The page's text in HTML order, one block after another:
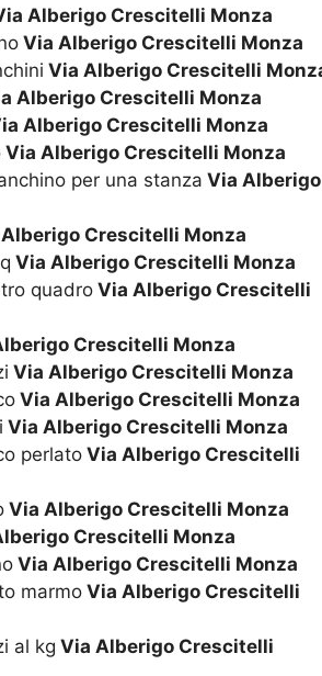
Alberigo Crescitelli Monza
Via Alberigo Crescitelli Monza
Via Alberigo Crescitelli
Alberigo Crescitelli Monza
Alberigo Crescitelli Monza
Via Alberigo Crescitelli Monza
per una stanza Via Alberigo
Crescitelli Monza
Via Alberigo Crescitelli Monza
quadro Via Alberigo Crescitelli
Crescitelli Monza
Via Alberigo Crescitelli Monza
Via Alberigo Crescitelli Monza
Via Alberigo Crescitelli Monza
perlatoVia Alberigo Crescitelli
Via Alberigo Crescitelli Monza
Crescitelli Monza
Via Alberigo Crescitelli Monza
marmoVia Alberigo Crescitelli
al kg Via Alberigo Crescitelli